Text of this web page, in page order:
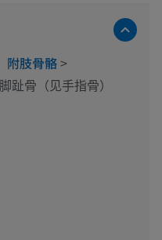
附肢骨骼>
脚趾骨（见手指骨）